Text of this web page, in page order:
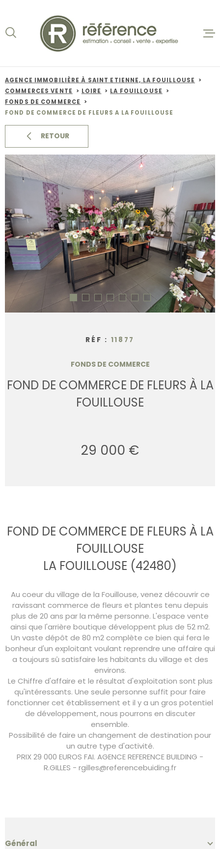
la
recherche
menu
principal
contenu
ACCUEIL
VENTES
ALERTE
CONTACT
AGENCE IMMOBILIÈRE À SAINT ETIENNE, LA FOUILLOUSE
COMMERCES VENTE
LOIRE
LA FOUILLOUSE
FONDS DE COMMERCE
FOND DE COMMERCE DE FLEURS A LA FOUILLOUSE
RETOUR
RÉF : 11877
FONDS DE COMMERCE
FOND DE COMMERCE DE FLEURS À LA
FOUILLOUSE
29 000 €
FOND DE COMMERCE DE FLEURS À LA
FOUILLOUSE
LA FOUILLOUSE (42480)
Au coeur du village de la Fouillouse, venez découvrir ce
ravissant commerce de fleurs et plantes tenu depuis
plus de 20 ans par la même personne. L'espace vente
ainsi que l'arrière boutique développent plus de 52 m2.
Un vaste dépôt de 80 m2 complète ce bien qui fera le
bonheur d'un exploitant voulant reprendre une affaire qui
a toujours sû satisfaire les habitants du village et des
environs.
Le Chiffre d'affaire et le résultat d'exploitation sont plus
qu'intéressants. Une seule personne suffit pour faire
fonctionner cet établissement et il y a un gros potentiel
de développement, nous pourrons en discuter
ensemble.
Possibilité de faire un changement de destination pour
un autre type d'activité.
PRIX 29 000 EUROS FAI. AGENCE REFERENCE BUILDING -
R.GILLES - rgilles@referencebuiding.fr
Général